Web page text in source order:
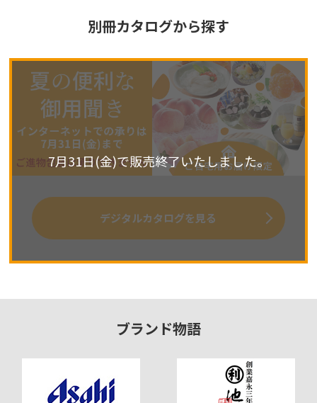
別冊カタログから探す
デジタルカタログを見る
7月31日(金)で販売終了いたしました。
ブランド物語